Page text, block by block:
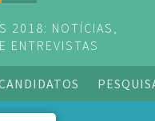
2018: NOTÍCIAS,
ENTREVISTAS